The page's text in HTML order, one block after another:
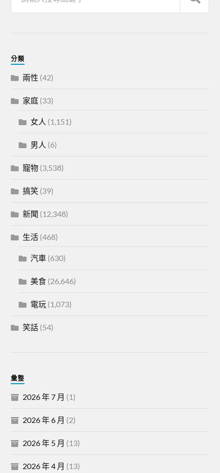
分類
兩性 (42)
家庭 (33)
女人 (1,151)
男人 (6)
寵物 (3,538)
搞笑 (39)
新聞 (12,348)
生活 (468)
汽車 (630)
美食 (26,646)
電玩 (1,073)
笑話 (54)
彙整
2026 年 7 月 (1)
2026 年 6 月 (2)
2026 年 5 月 (13)
2026 年 4 月 (13)